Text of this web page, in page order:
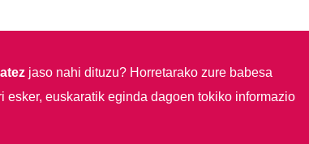
jaso nahi dituzu? Horretarako zure babesa
esker, euskaratik eginda dagoen tokiko informazio